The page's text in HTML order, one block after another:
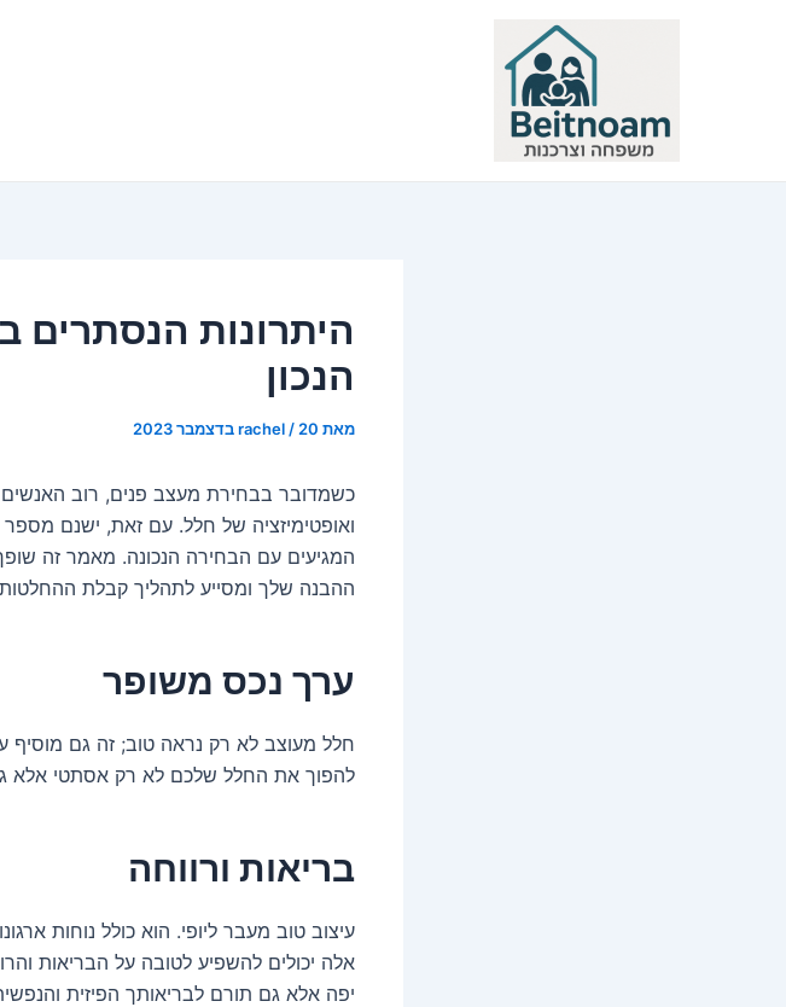
היתרונות הנסתרים
הנכון
מאת rachel / 20 בדצמבר 2023
כשמדובר בבחירת מעצב פנים, רוב
ואופטימיזציה של חלל. עם זאת, ישנם
המגיעים עם הבחירה הנכונה. מאמר זה
ההבנה שלך ומסייע לתהליך קבלת
ערך נכס משופר
חלל מעוצב לא רק נראה טוב; זה גם מוסיף
להפוך את החלל שלכם לא רק אסתטי אלא גם
בריאות ורווחה
עיצוב טוב מעבר ליופי. הוא כולל נוחות
אלה יכולים להשפיע לטובה על הבריאות
יפה אלא גם תורם לבריאותך הפיזית